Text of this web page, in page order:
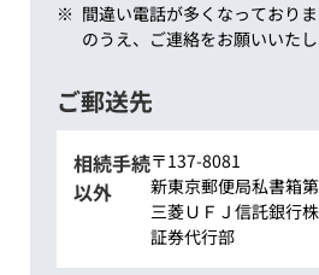
※ 間違い電話が多くなっており
のうえ、ご連絡をお願いいたし
ご郵送先
相続手続
以外
〒137-8081
新東京郵便局私書箱
三菱ＵＦＪ信託銀行
証券代行部